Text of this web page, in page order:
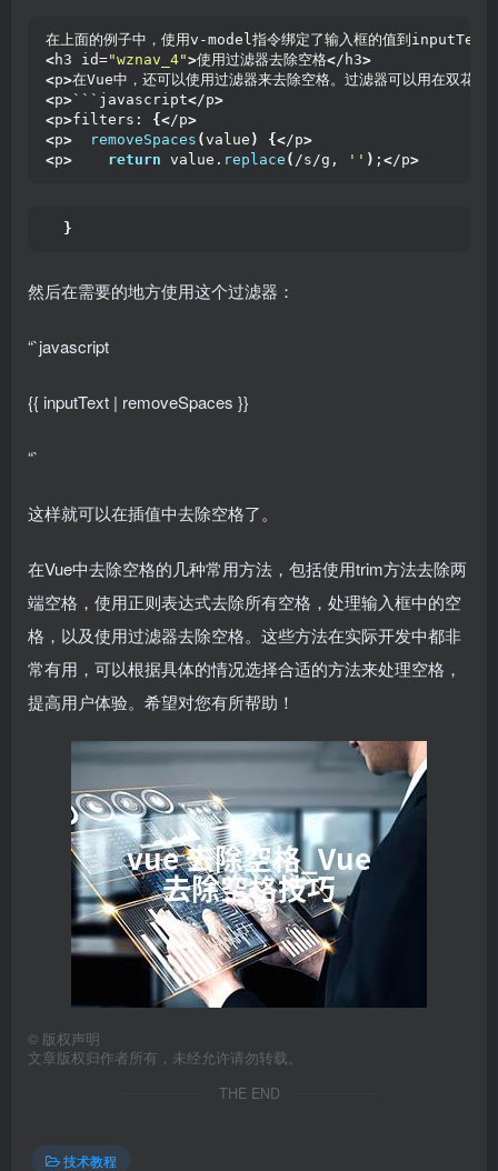
在上面的例子中，使用v-model指令绑定了输入框的值到
<h3 id="wznav_4">使用过滤器去除空格</h3>
<p>在Vue中，还可以使用过滤器来去除空格。过滤器可以用在双花
<p>```javascript</p>
<p>filters: {</p>
<p> removeSpaces (value ) {</p>
<p> return value. replace ( /s/g, '' ) ; </p>
}
然后在需要的地方使用这个过滤器：
“`javascript
{{ inputText | removeSpaces }}
“`
这样就可以在插值中去除空格了。
在Vue中去除空格的几种常用方法，包括使用trim方法去除两
端空格，使用正则表达式去除所有空格，处理输入框中的空
格，以及使用过滤器去除空格。这些方法在实际开发中都非
常有用，可以根据具体的情况选择合适的方法来处理空格，
提高用户体验。希望对您有所帮助！
© 版权声明
文章版权归作者所有，未经允许请勿转载。
THE END
技术教程